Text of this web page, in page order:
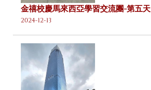
金禧校慶馬來西亞學習交流團-第五天
2024-12-13